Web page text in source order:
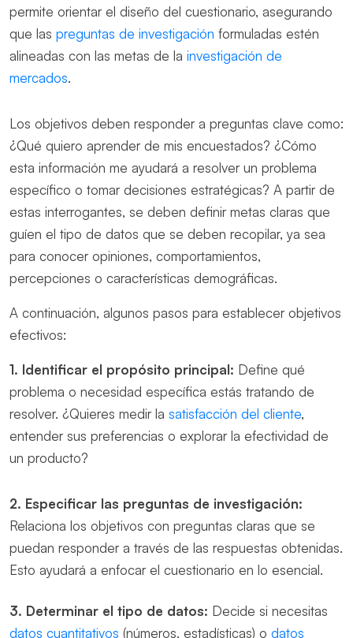
permite orientar el diseño del cuestionario, asegurando
que las preguntas de investigación formuladas estén
alineadas con las metas de la investigación de
mercados.
Los objetivos deben responder a preguntas clave como:
¿Qué quiero aprender de mis encuestados? ¿Cómo
esta información me ayudará a resolver un problema
específico o tomar decisiones estratégicas? A partir de
estas interrogantes, se deben definir metas claras que
guíen el tipo de datos que se deben recopilar, ya sea
para conocer opiniones, comportamientos,
percepciones o características demográficas.
A continuación, algunos pasos para establecer objetivos
efectivos:
1. Identificar el propósito principal: Define qué
problema o necesidad específica estás tratando de
resolver. ¿Quieres medir la satisfacción del cliente,
entender sus preferencias o explorar la efectividad de
un producto?
2. Especificar las preguntas de investigación:
Relaciona los objetivos con preguntas claras que se
puedan responder a través de las respuestas obtenidas.
Esto ayudará a enfocar el cuestionario en lo esencial.
3. Determinar el tipo de datos: Decide si necesitas
datos cuantitativos (números, estadísticas) o datos